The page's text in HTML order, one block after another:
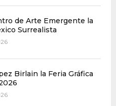
de Arte Emergente la
Surrealista
Birlain la Feria Gráfica